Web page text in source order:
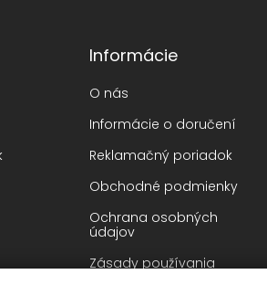
Informácie
O nás
Informácie o doručení
Reklamačný poriadok
Obchodné podmienky
Ochrana osobných
údajov
Zásady používania